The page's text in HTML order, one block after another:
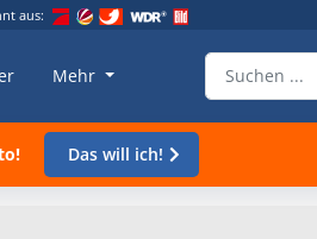
aus:
Mehr
Das will ich!